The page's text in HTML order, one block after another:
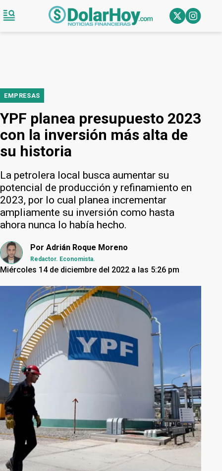
EMPRESAS
YPF planea presupuesto 2023
con la inversión más alta de
su historia
La petrolera local busca aumentar su
potencial de producción y refinamiento en
2023, por lo cual planea incrementar
ampliamente su inversión como hasta
ahora nunca lo había hecho.
Por Adrián Roque Moreno
Redactor. Economista.
Miércoles 14 de diciembre del 2022 a las 5:26 pm